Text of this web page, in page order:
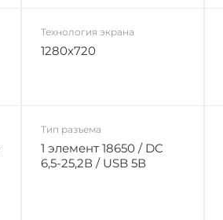
Технология экрана
1280х720
Тип разъема
1 элемент 18650 / DC
6,5-25,2В / USB 5В